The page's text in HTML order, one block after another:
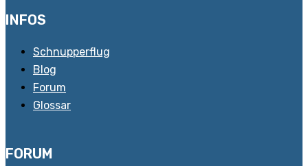
INFOS
Schnupperflug
Blog
Forum
Glossar
FORUM